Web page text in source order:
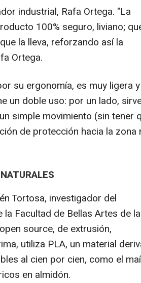
industrial, Rafa Ortega. "La
100% seguro, liviano;
la lleva, reforzando así la
Ortega.
su ergonomía, es muy ligera y
un doble uso: por un lado,
simple movimiento (sin tener
de protección hacia la zona
Tortosa, investigador del
Facultad de Bellas Artes de la
source, de extrusión,
utiliza PLA, un material
al cien por cien, como el
en almidón.